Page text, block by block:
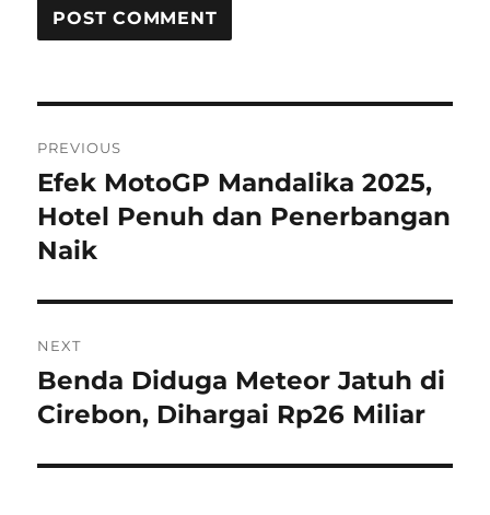
o
s
t
n
a
v
PREVIOUS
P
r
e
i
s
p
Efek MotoGP Mandalika 2025,
Hotel Penuh dan Penerbangan
Naik
NEXT
N
e
t
Benda Diduga Meteor Jatuh di
Cirebon, Dihargai Rp26 Miliar